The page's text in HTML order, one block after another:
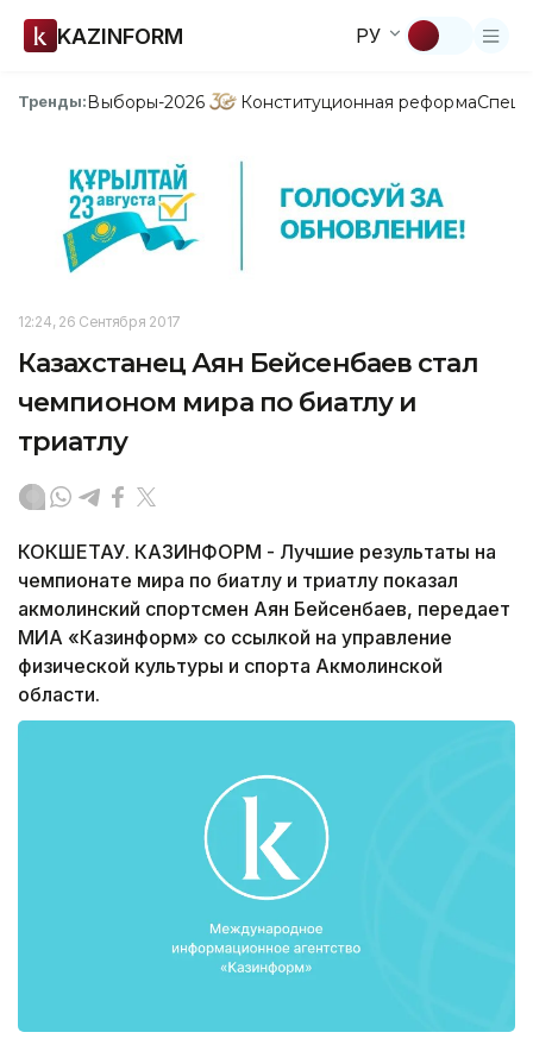
KAZINFORM РУ
Тренды:Выборы-2026 Конституционная реформа
12:24, 26 Сентября 2017
Казахстанец Аян Бейсенбаев стал
чемпионом мира по биатлу и
триатлу
КОКШЕТАУ. КАЗИНФОРМ - Лучшие результаты на
чемпионате мира по биатлу и триатлу показал
акмолинский спортсмен Аян Бейсенбаев, передает
МИА «Казинформ» со ссылкой на управление
физической культуры и спорта Акмолинской
области.